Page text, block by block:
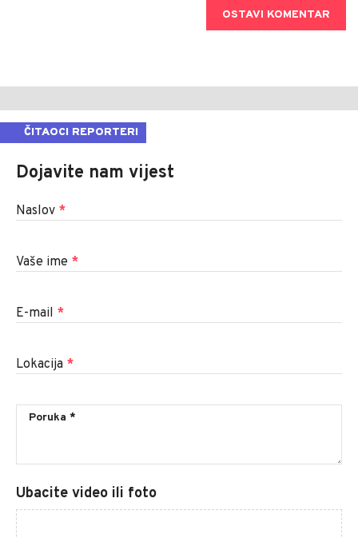
OSTAVI KOMENTAR
ČITAOCI REPORTERI
Dojavite nam vijest
Naslov *
Vaše ime *
E-mail *
Lokacija *
Ubacite video ili foto